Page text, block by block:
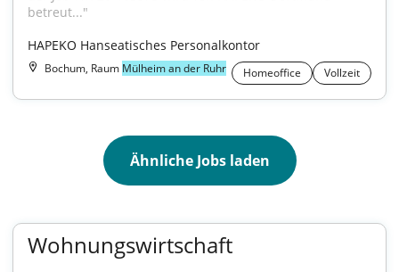
betreut..."
HAPEKO Hanseatisches Personalkontor
Bochum, Raum Mülheim an der Ruhr Homeoffice Vollzeit
Ähnliche Jobs laden
Wohnungswirtschaft